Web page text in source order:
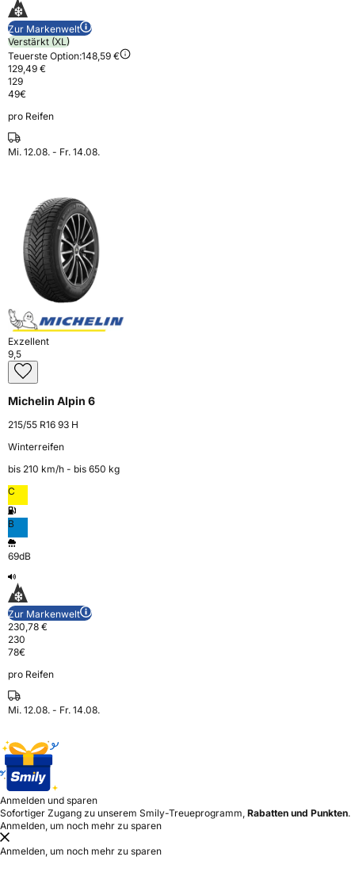
Zur Markenwelt
Verstärkt (XL)
Teuerste Option:148,59 €
129,49 €
129
49€
pro Reifen
Mi. 12.08. - Fr. 14.08.
Exzellent
9,5
Michelin Alpin 6
215/55 R16 93 H
Winterreifen
bis 210 km⁠/⁠h - bis 650 kg
C
B
69dB
Zur Markenwelt
230,78 €
230
78€
pro Reifen
Mi. 12.08. - Fr. 14.08.
Anmelden und sparen
Sofortiger Zugang zu unserem Smily-Treueprogramm, Rabatten und Punkten.
Anmelden, um noch mehr zu sparen
Anmelden, um noch mehr zu sparen